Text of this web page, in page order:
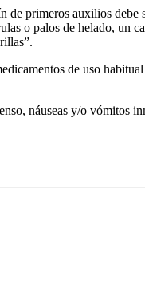
de primeros auxilios debe
o palos de helado,
de uso
náuseas y/o vómitos